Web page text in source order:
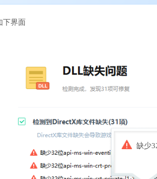
下界面
缺少